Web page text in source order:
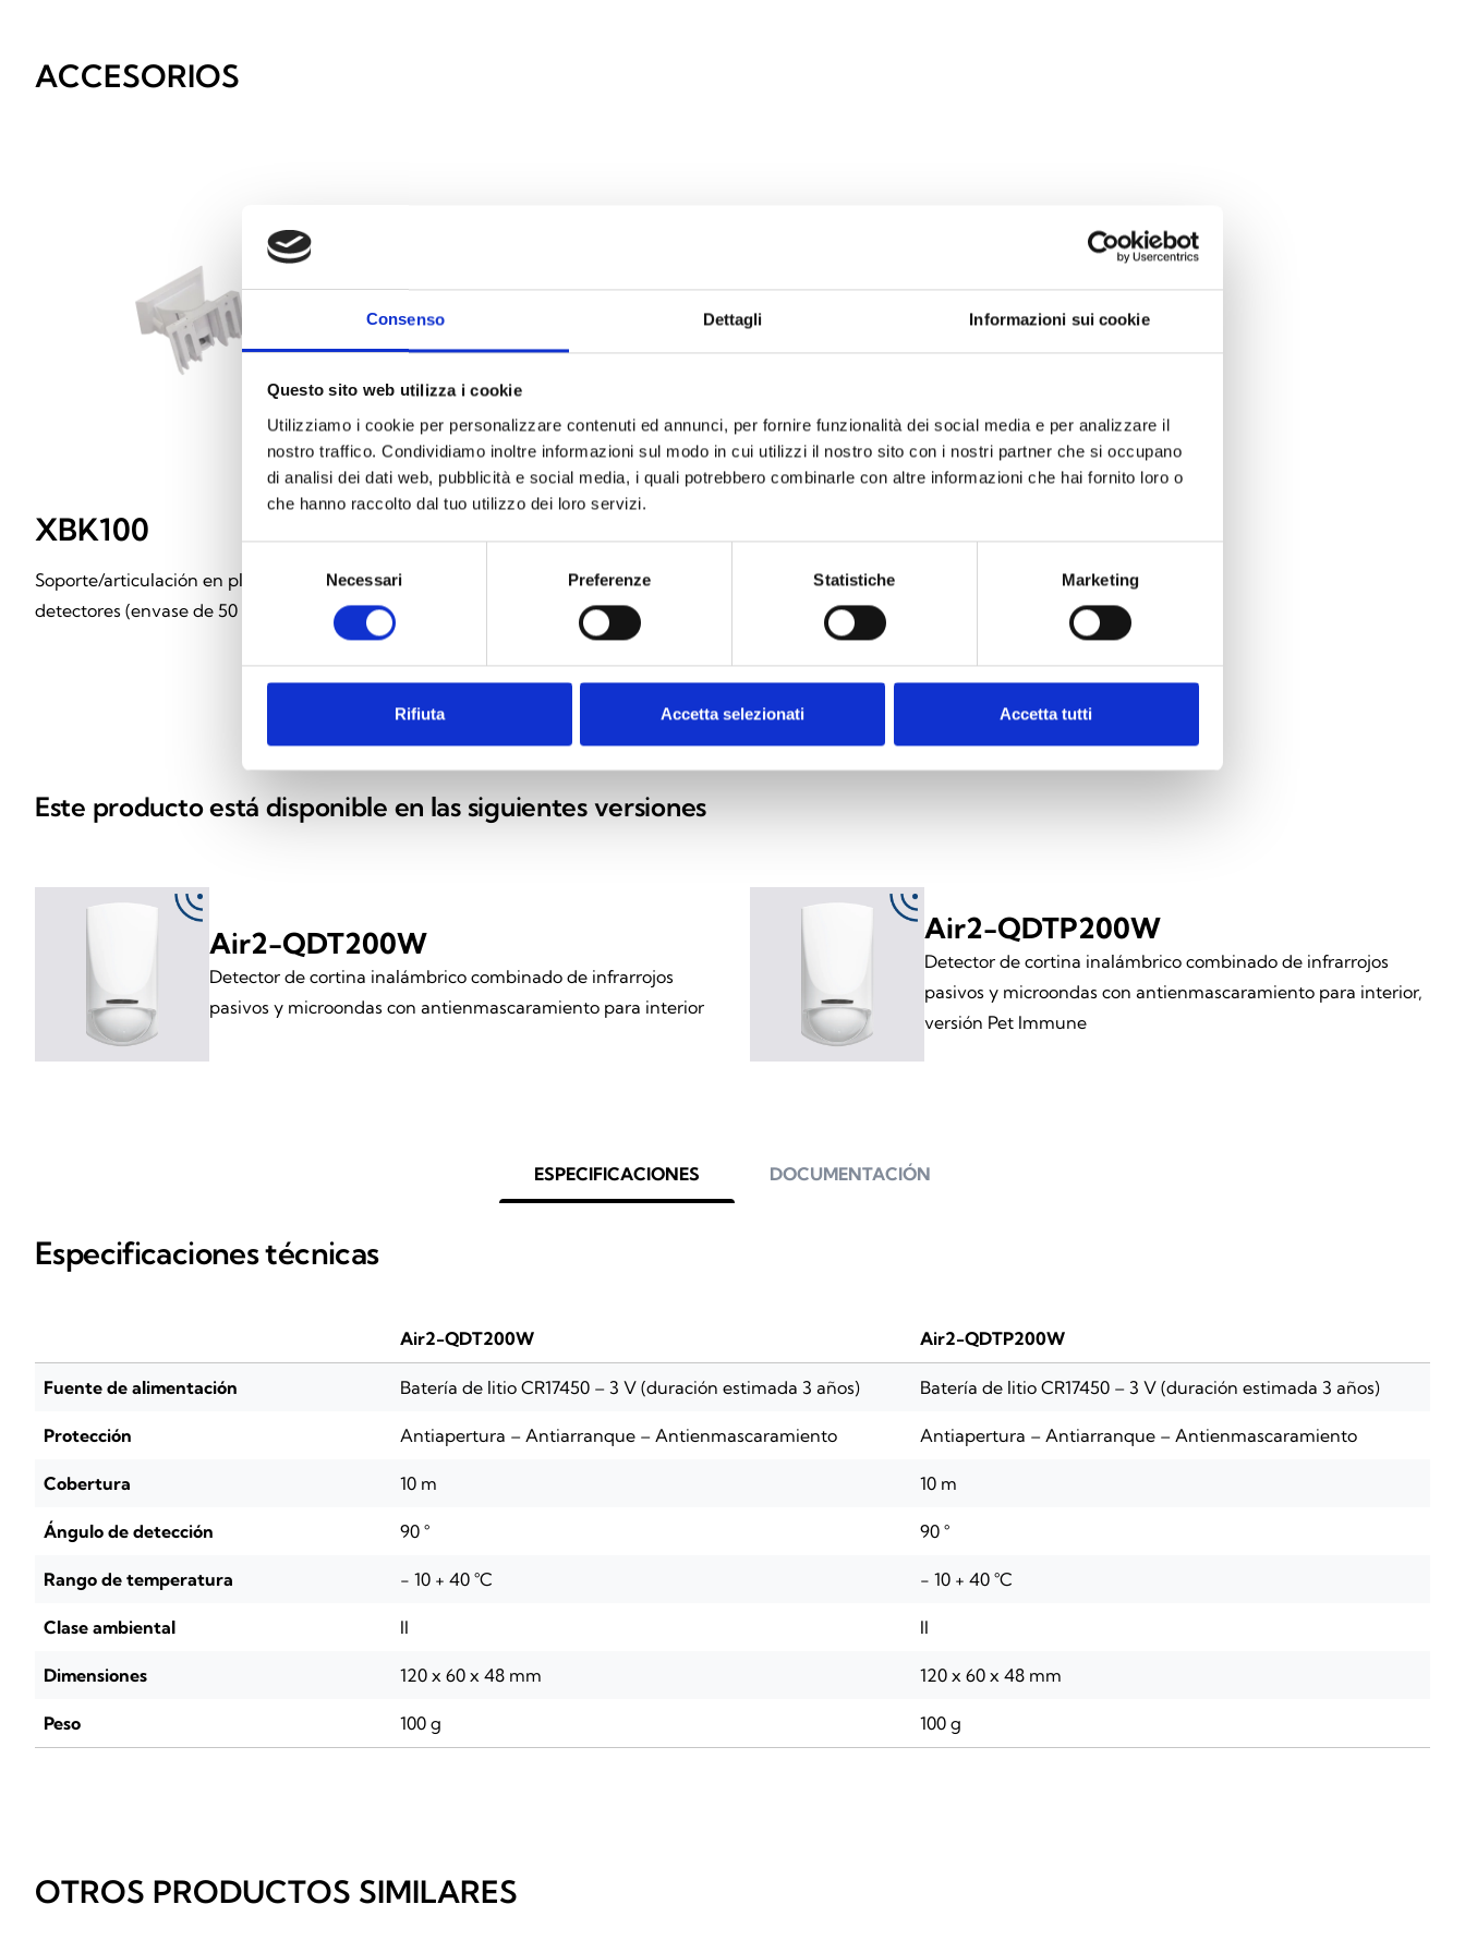
Consenso Dettagli Informazioni sui cookie
Questo sito web utilizza i cookie
Utilizziamo i cookie per personalizzare contenuti ed annunci, per fornire funzionalità dei social media e per analizzare il
nostro traffico. Condividiamo inoltre informazioni sul modo in cui utilizzi il nostro sito con i nostri partner che si occupano
di analisi dei dati web, pubblicità e social media, i quali potrebbero combinarle con altre informazioni che hai fornito loro o
che hanno raccolto dal tuo utilizzo dei loro servizi.
Necessari Preferenze Statistiche Marketing
Rifiuta Accetta selezionati Accetta tutti
ACCESORIOS
XBK100
Soporte/articulación en plástico para
detectores (envase de 50 unidades)
Este producto está disponible en las siguientes versiones
Air2-QDT200W
Detector de cortina inalámbrico combinado de infrarrojos
pasivos y microondas con antienmascaramiento para interior
Air2-QDTP200W
Detector de cortina inalámbrico combinado de infrarrojos
pasivos y microondas con antienmascaramiento para interior,
versión Pet Immune
ESPECIFICACIONES DOCUMENTACIÓN
Especificaciones técnicas
Air2-QDT200W Air2-QDTP200W
Fuente de alimentación Batería de litio CR17450 – 3 V (duración estimada 3 años) Batería de litio CR17450 – 3 V (duración estimada 3 años)
Protección Antiapertura – Antiarranque – Antienmascaramiento Antiapertura – Antiarranque – Antienmascaramiento
Cobertura 10 m 10 m
Ángulo de detección 90 ° 90 °
Rango de temperatura - 10 + 40 °C - 10 + 40 °C
Clase ambiental II II
Dimensiones 120 x 60 x 48 mm 120 x 60 x 48 mm
Peso 100 g 100 g
OTROS PRODUCTOS SIMILARES